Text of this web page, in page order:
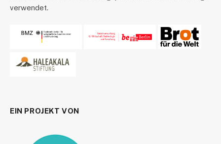
verwendet.
EIN PROJEKT VON